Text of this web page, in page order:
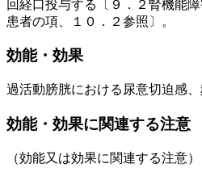
回経口投与する〔９．２腎機能
患者の項、１０．２参照〕。
効能・効果
過活動膀胱における尿意切迫感、
効能・効果に関連する注意
（効能又は効果に関連する注意）